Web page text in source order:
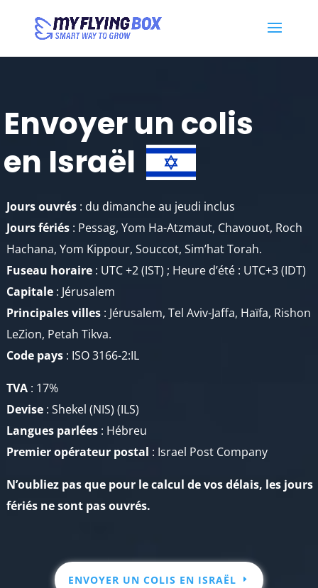
Envoyer un colis
en Israël
Jours ouvrés : du dimanche au jeudi inclus
Jours fériés : Pessag, Yom Ha-Atzmaut, Chavouot, Roch
Hachana, Yom Kippour, Souccot, Sim’hat Torah.
Fuseau horaire : UTC +2 (IST) ; Heure d’été : UTC+3 (IDT)
Capitale : Jérusalem
Principales villes : Jérusalem, Tel Aviv-Jaffa, Haïfa, Rishon
LeZion, Petah Tikva.
Code pays : ISO 3166-2:IL
TVA : 17%
Devise : Shekel (NIS) (ILS​)
Langues parlées : Hébreu
Premier opérateur postal : Israel Post Company
N’oubliez pas que pour le calcul de vos délais, les jours
fériés ne sont pas ouvrés.
ENVOYER UN COLIS EN ISRAËL